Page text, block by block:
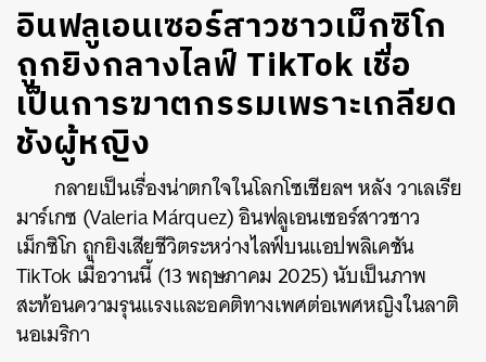
อินฟลูเอนเซอร์สาวชาวเม็กซิโก
ถูกยิงกลางไลฟ์ TikTok เชื่อ
เป็นการฆาตกรรมเพราะเกลียด
ชังผู้หญิง
กลายเป็นเรื่องน่าตกใจในโลกโซเชียลฯ หลัง วาเลเรีย
มาร์เกซ (Valeria Márquez) อินฟลูเอนเซอร์สาวชาว
เม็กซิโก ถูกยิงเสียชีวิตระหว่างไลฟ์บนแอปพลิเคชัน
TikTok เมื่อวานนี้ (13 พฤษภาคม 2025) นับเป็นภาพ
สะท้อนความรุนแรงและอคติทางเพศต่อเพศหญิงในลาติ
นอเมริกา